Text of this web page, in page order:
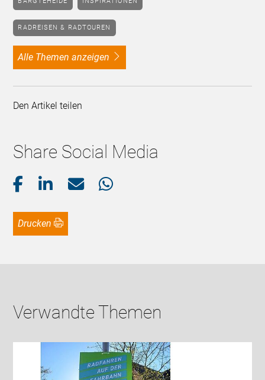
RADREISEN & RADTOUREN
alle Themen anzeigen
Den Artikel teilen
Share Social Media
Drucken
Verwandte Themen